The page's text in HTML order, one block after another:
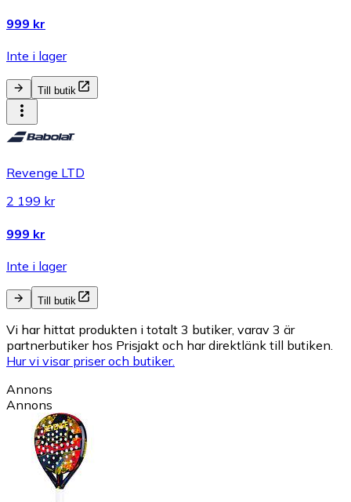
999 kr
Inte i lager
Till butik
Revenge LTD
2 199 kr
999 kr
Inte i lager
Till butik
Vi har hittat produkten i totalt 3 butiker, varav 3 är
partnerbutiker hos Prisjakt och har direktlänk till butiken.
Hur vi visar priser och butiker.
Annons
Annons